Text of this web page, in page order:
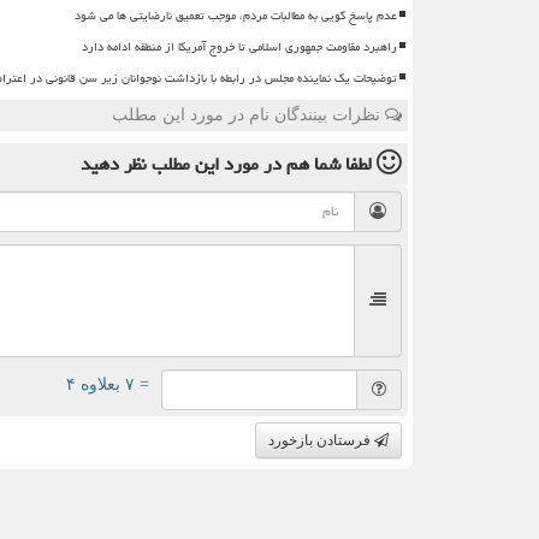
عدم پاسخ گویی به مطالبات مردم، موجب تعمیق نارضایتی ها می شود
راهبرد مقاومت جمهوری اسلامی تا خروج آمریکا از منطقه ادامه دارد
توضیحات یک نماینده مجلس در رابطه با بازداشت نوجوانان زیر سن قانونی در
نظرات بینندگان نام در مورد این مطلب
لطفا شما همدر مورد این مطلبنظر دهید
= ۷ بعلاوه ۴
فرستادن بازخورد